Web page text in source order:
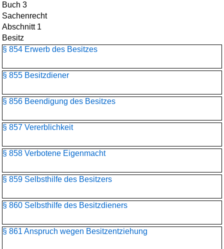
Buch 3
Sachenrecht
Abschnitt 1
Besitz
§ 854 Erwerb des Besitzes
§ 855 Besitzdiener
§ 856 Beendigung des Besitzes
§ 857 Vererblichkeit
§ 858 Verbotene Eigenmacht
§ 859 Selbsthilfe des Besitzers
§ 860 Selbsthilfe des Besitzdieners
§ 861 Anspruch wegen Besitzentziehung